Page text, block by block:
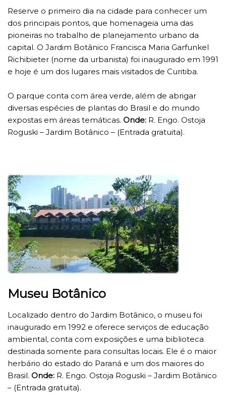
Reserve o primeiro dia na cidade para conhecer um
dos principais pontos, que homenageia uma das
pioneiras no trabalho de planejamento urbano da
capital. O Jardim Botânico Francisca Maria Garfunkel
Richibieter (nome da urbanista) foi inaugurado em 1991
e hoje é um dos lugares mais visitados de Curitiba.
O parque conta com área verde, além de abrigar
diversas espécies de plantas do Brasil e do mundo
expostas em áreas temáticas. Onde: R. Engo. Ostoja
Roguski – Jardim Botânico – (Entrada gratuita).
Museu Botânico
Localizado dentro do Jardim Botânico, o museu foi
inaugurado em 1992 e oferece serviços de educação
ambiental, conta com exposições e uma biblioteca
destinada somente para consultas locais. Ele é o maior
herbário do estado do Paraná e um dos maiores do
Brasil. Onde: R. Engo. Ostoja Roguski – Jardim Botânico
– (Entrada gratuita).